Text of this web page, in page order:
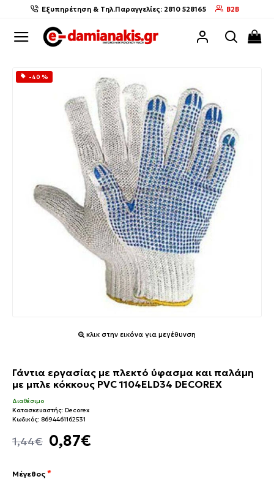
Εξυπηρέτηση & Τηλ.Παραγγελίες: 2810 528165 B2B
-40 %
κλικ στην εικόνα για μεγέθυνση
Γάντια εργασίας με πλεκτό ύφασμα και παλάμη
με μπλε κόκκους PVC 1104ELD34 DECOREX
0,87€
1,44€
Διαθέσιμο
Κατασκευαστής: Decorex
Κωδικός: 8694461162531
Μέγεθος